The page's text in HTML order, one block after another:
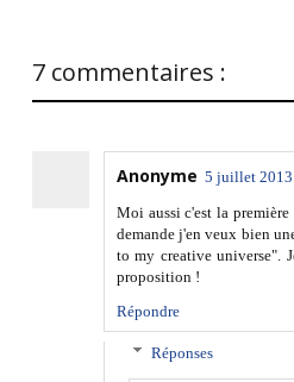
7 commentaires :
Anonyme 5 juillet 2013
Moi aussi c'est la
demande j'en veux bien
to my creative universe".
proposition !
Répondre
Réponses